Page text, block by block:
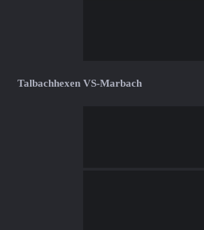
Talbachhexen VS-Marbach